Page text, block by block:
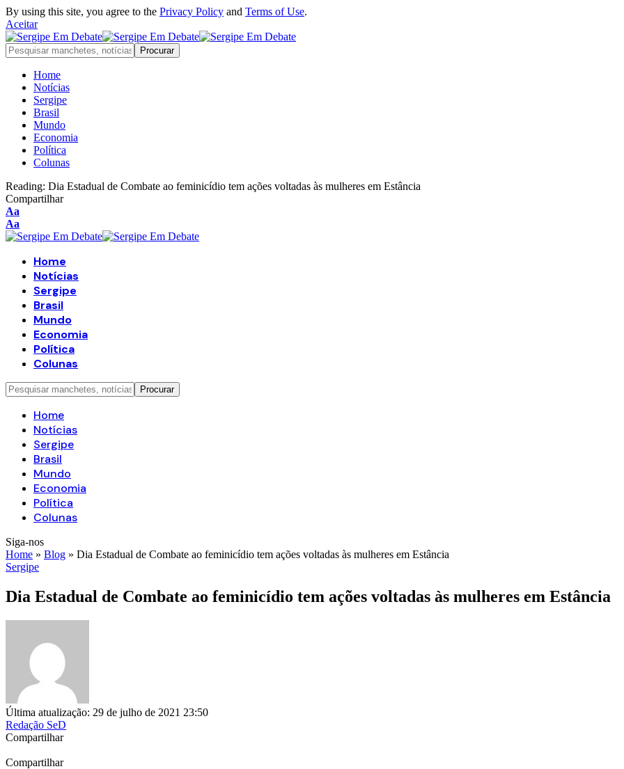
By using this site, you agree to the Privacy Policy and Terms of Use.
Aceitar
Home
Notícias
Sergipe
Brasil
Mundo
Economia
Política
Colunas
Reading: Dia Estadual de Combate ao feminicídio tem ações voltadas às mulheres em Estância
Compartilhar
Font
Resizer
Aa
Font
Resizer
Aa
Home
Notícias
Sergipe
Brasil
Mundo
Economia
Política
Colunas
Home
Notícias
Sergipe
Brasil
Mundo
Economia
Política
Colunas
Siga-nos
Home » Blog » Dia Estadual de Combate ao feminicídio tem ações voltadas às mulheres em Estância
Sergipe
Dia Estadual de Combate ao feminicídio tem ações voltadas às mulheres em Estância
Última atualização: 29 de julho de 2021 23:50
Redação SeD
Compartilhar
Compartilhar